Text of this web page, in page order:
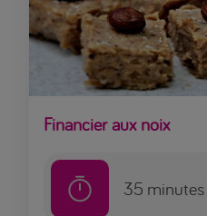
Financier aux noix
35 minutes